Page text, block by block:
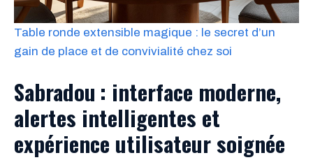
Table ronde extensible magique : le secret d’un
gain de place et de convivialité chez soi
Sabradou : interface moderne,
alertes intelligentes et
expérience utilisateur soignée